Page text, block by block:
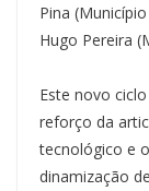
Pina
Hugo Pereira
Este novo
reforço da
tecnológico e
dinamização